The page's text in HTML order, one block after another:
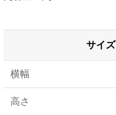
サイズ
横幅
高さ